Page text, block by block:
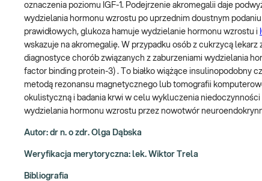
oznaczenia poziomu IGF-1. Podejrzenie akromegalii daje
wydzielania hormonu wzrostu po uprzednim doustnym
prawidłowych, glukoza hamuje wydzielanie hormonu wzrostu i
wskazuje na akromegalię. W przypadku osób z cukrzycą
diagnostyce chorób związanych z zaburzeniami wydzielania
factor binding protein-3) . To białko wiążące insulinopodobny
metodą rezonansu magnetycznego lub tomografii
okulistyczną i badania krwi w celu wykluczenia
wydzielania hormonu wzrostu przez nowotwór
Autor: dr n. o zdr. Olga Dąbska
Weryfikacja merytoryczna: lek. Wiktor Trela
Bibliografia